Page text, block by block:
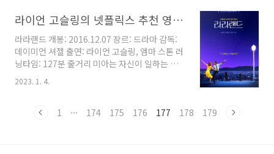
(WTO)에 중재를 요청하면서 국제자원분쟁..
무인체계 세계회의(UWC)에서 드론 운용 기술과
플랫폼 등 유망 산업의 움직임이 포착됐다 특히
드론과 인공지능, 5세대(5G) 이동통신(5G)의 결
합으로 서비스 사업 확장을 예고하고 있다. 정부
는 2020∼2024년 드론에 정보통신기술을 접목
해 드론 생산부터 응용서비스까지 산업 변화에
프로젝트를 주도하는 전자통신연구소(ETRI)는
라이언 고슬링의 넷플릭스 추천 영화: 라라랜드, 노트북
라라랜드 개봉: 2016.12.07 장르: 드라마 감독:
데이미언 셔젤 출연: 라이언 고슬링, 엠마 스톤 러
닝타임: 127분 줄거리 미아는 자신이 일하는 카
페에서 연락이 와 커피를 쏟아 오디션을 망쳤고,
친구들을 지루한 모임에 남겨두고 차를 읽었다.
바스찬이 연주하는 클럽에 갔다. 미아는 세바스
2023. 1. 4.
1 ··· 174 175 176 177 178 179